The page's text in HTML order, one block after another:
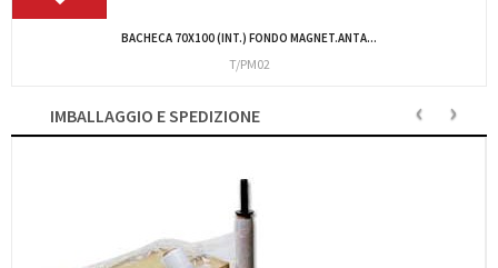
Braccialetti identificativi Bianco 5fg A4...
AVERY/L4000
IMBALLAGGIO E SPEDIZIONE ‹ ›